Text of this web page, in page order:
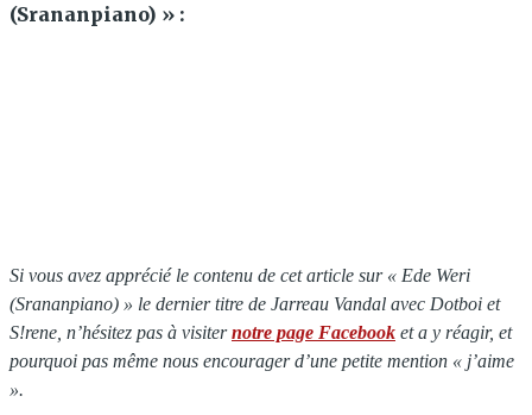
(Srananpiano) » :
Si vous avez apprécié le contenu de cet article sur « Ede Weri
(Srananpiano) » le dernier titre de Jarreau Vandal avec Dotboi et
S!rene, n’hésitez pas à visiternotre page Facebook et a y réagir, et
pourquoi pas même nous encourager d’une petite mention « j’aime
».